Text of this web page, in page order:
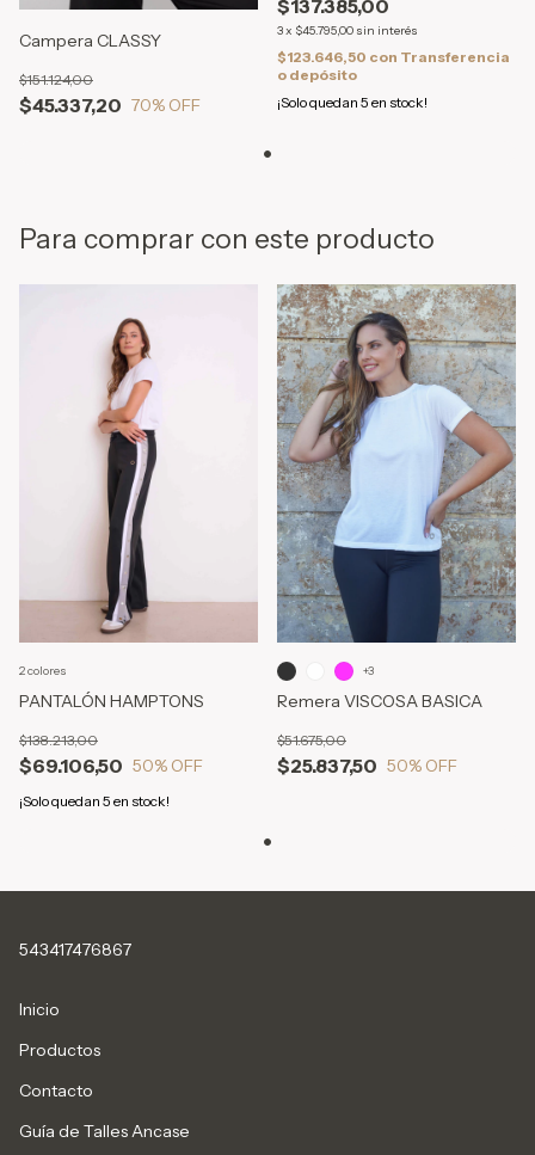
Campera CLASSY
$45.337,20
$151.124,00
70% OFF
$137.385,00
3x $45.795,00 sin interés
$123.646,50 con Transferencia
o depósito
¡Solo quedan 5 en stock!
Para comprar con este producto
PANTALÓN HAMPTONS
$69.106,50
$138.213,00
50% OFF
¡Solo quedan 5 en stock!
2 colores
Remera VISCOSA BASICA
$25.837,50
$51.675,00
50% OFF
+3
543417476867
Inicio
Productos
Contacto
Guía de Talles Ancase